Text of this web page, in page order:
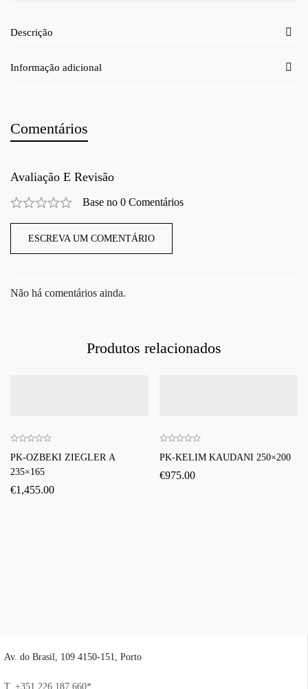
Descrição
Informação adicional
Comentários
Avaliação E Revisão
Base no 0 Comentários
ESCREVA UM COMENTÁRIO
Não há comentários ainda.
Produtos relacionados
PK-OZBEKI ZIEGLER A
235×165
€1,455.00
PK-KELIM KAUDANI 250×200
€975.00
Av. do Brasil, 109 4150-151, Porto
T. +351 226 187 660*